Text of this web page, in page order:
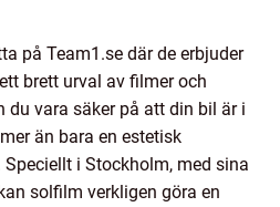
på Team1.se där de erbjuder
brett urval av filmer och
du vara säker på att din bil är i
än bara en estetisk
i Stockholm, med sina
solfilm verkligen göra en